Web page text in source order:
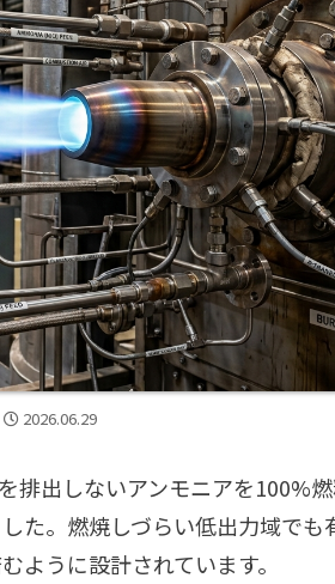
2026.06.29
排出しないアンモニアを100%
た。燃焼しづらい低出力域でも
ように設計されています。